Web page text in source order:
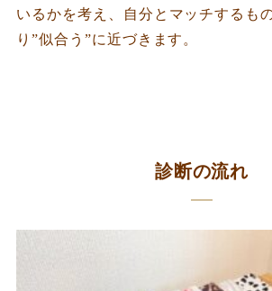
いるかを考え、自分とマッチするも
り”似合う”に近づきます。
診断の流れ